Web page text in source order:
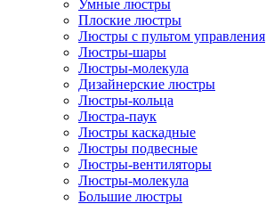
Умные люстры
Плоские люстры
Люстры с пультом управления
Люстры-шары
Люстры-молекула
Дизайнерские люстры
Люстры-кольца
Люстра-паук
Люстры каскадные
Люстры подвесные
Люстры-вентиляторы
Люстры-молекула
Большие люстры